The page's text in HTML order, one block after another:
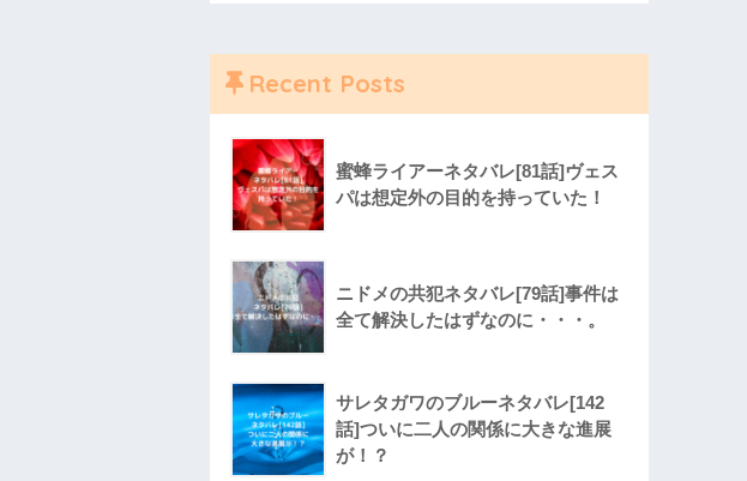
Recent Posts
蜜蜂ライアーネタバレ[81話]ヴェス
パは想定外の目的を持っていた！
ニドメの共犯ネタバレ[79話]事件は
全て解決したはずなのに・・・。
サレタガワのブルーネタバレ[142
話]ついに二人の関係に大きな進展
が！？